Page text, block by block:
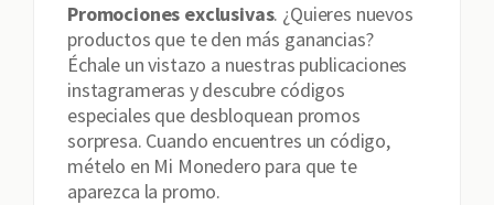
Promociones exclusivas. ¿Quieres nuevos
productos que te den más ganancias?
Échale un vistazo a nuestras publicaciones
instagrameras y descubre códigos
especiales que desbloquean promos
sorpresa. Cuando encuentres un código,
mételo en Mi Monedero para que te
aparezca la promo.